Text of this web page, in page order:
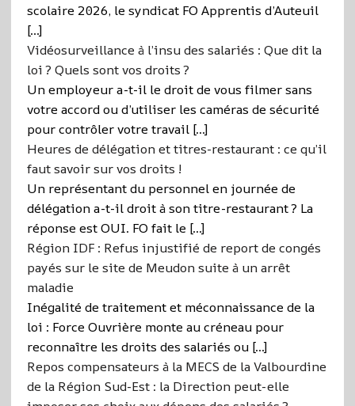
scolaire 2026, le syndicat FO Apprentis d’Auteuil
[…]
Vidéosurveillance à l’insu des salariés : Que dit la
loi ? Quels sont vos droits ?
Un employeur a-t-il le droit de vous filmer sans
votre accord ou d’utiliser les caméras de sécurité
pour contrôler votre travail […]
Heures de délégation et titres-restaurant : ce qu’il
faut savoir sur vos droits !
Un représentant du personnel en journée de
délégation a-t-il droit à son titre-restaurant ? La
réponse est OUI. FO fait le […]
Région IDF : Refus injustifié de report de congés
payés sur le site de Meudon suite à un arrêt
maladie
Inégalité de traitement et méconnaissance de la
loi : Force Ouvrière monte au créneau pour
reconnaître les droits des salariés ou […]
Repos compensateurs à la MECS de la Valbourdine
de la Région Sud-Est : la Direction peut-elle